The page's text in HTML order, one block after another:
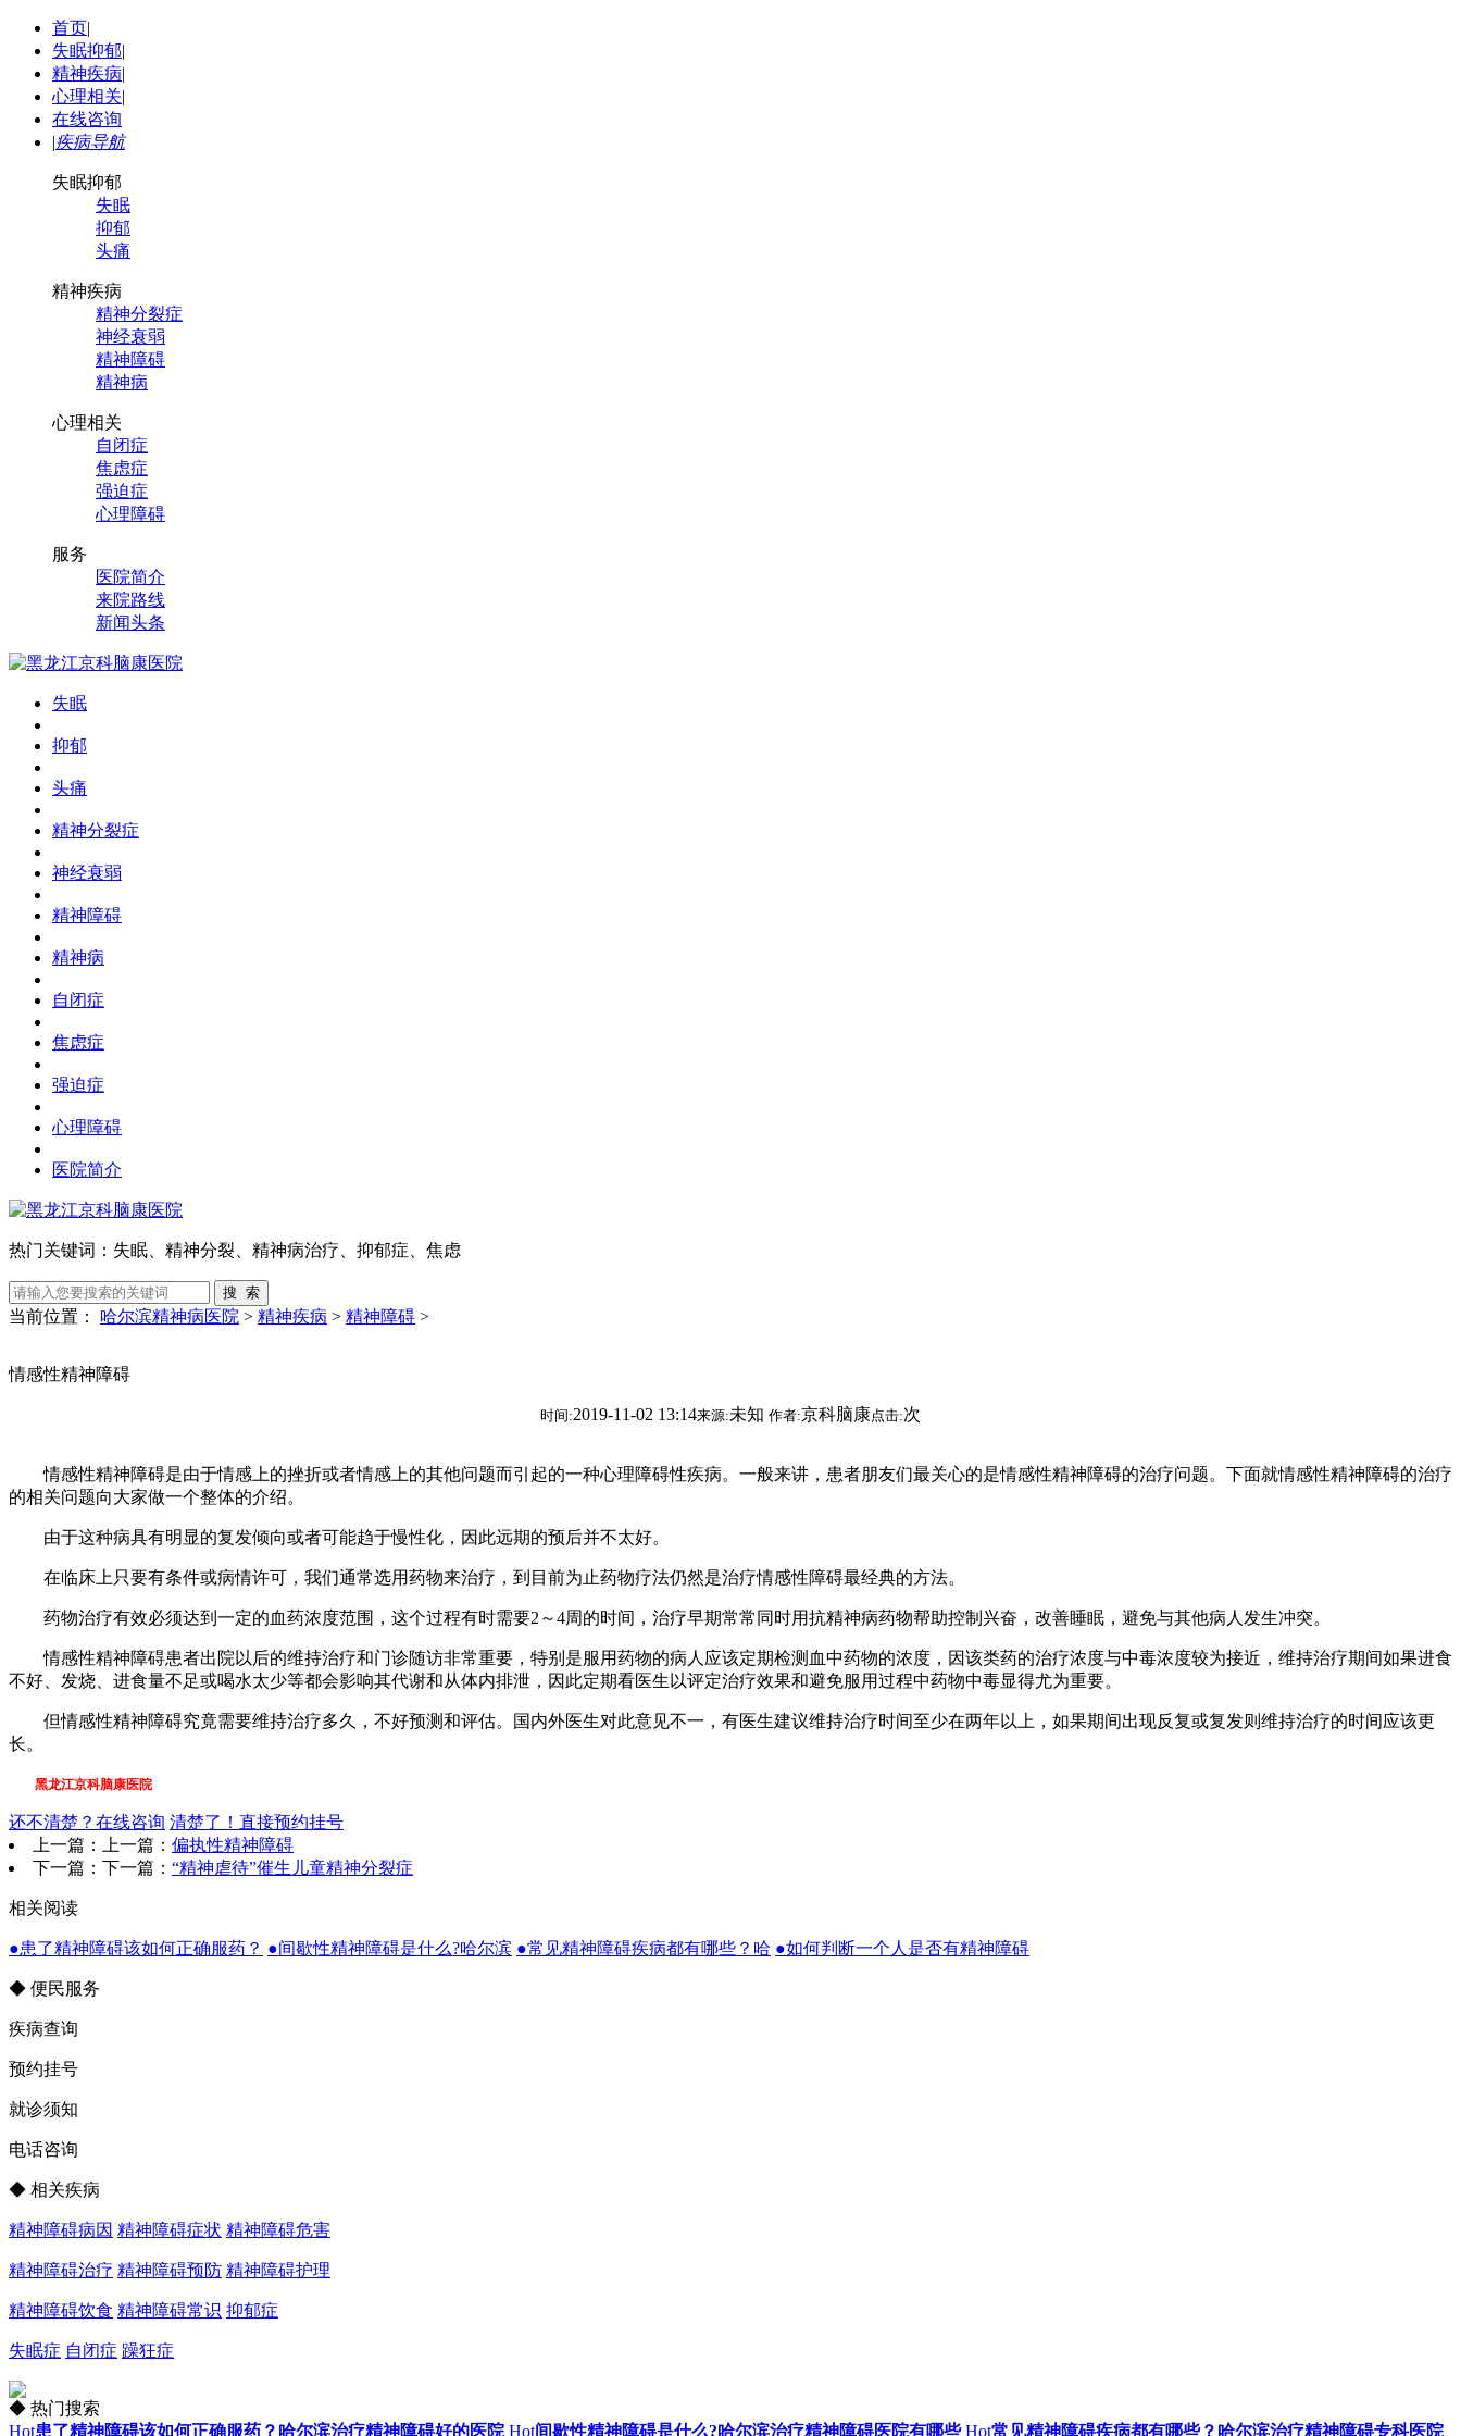
首页|
失眠抑郁|
精神疾病|
心理相关|
在线咨询
|疾病导航
失眠抑郁
失眠
抑郁
头痛
精神疾病
精神分裂症
神经衰弱
精神障碍
精神病
心理相关
自闭症
焦虑症
强迫症
心理障碍
服务
医院简介
来院路线
新闻头条
失眠
抑郁
头痛
精神分裂症
神经衰弱
精神障碍
精神病
自闭症
焦虑症
强迫症
心理障碍
医院简介
热门关键词： 失眠、精神分裂、精神病治疗、抑郁症、焦虑
当前位置： 哈尔滨精神病医院 > 精神疾病 > 精神障碍 >
情感性精神障碍
时间:2019-11-02 13:14来源:未知 作者:京科脑康点击:次
情感性精神障碍是由于情感上的挫折或者情感上的其他问题而引起的一种心理障碍性疾病。一般来讲，患者朋友们最关心的是情感性精神障碍的治疗问题。下面就情感性精神障碍的治疗
的相关问题向大家做一个整体的介绍。
由于这种病具有明显的复发倾向或者可能趋于慢性化，因此远期的预后并不太好。
在临床上只要有条件或病情许可，我们通常选用药物来治疗，到目前为止药物疗法仍然是治疗情感性障碍最经典的方法。
药物治疗有效必须达到一定的血药浓度范围，这个过程有时需要2～4周的时间，治疗早期常常同时用抗精神病药物帮助控制兴奋，改善睡眠，避免与其他病人发生冲突。
情感性精神障碍患者出院以后的维持治疗和门诊随访非常重要，特别是服用药物的病人应该定期检测血中药物的浓度，因该类药的治疗浓度与中毒浓度较为接近，维持治疗期间如果进食
不好、发烧、进食量不足或喝水太少等都会影响其代谢和从体内排泄，因此定期看医生以评定治疗效果和避免服用过程中药物中毒显得尤为重要。
但情感性精神障碍究竟需要维持治疗多久，不好预测和评估。国内外医生对此意见不一，有医生建议维持治疗时间至少在两年以上，如果期间出现反复或复发则维持治疗的时间应该更
长。
黑龙江京科脑康医院
还不清楚？在线咨询 清楚了！直接预约挂号
上一篇：上一篇： 偏执性精神障碍
下一篇：下一篇： “精神虐待”催生儿童精神分裂症
相关阅读
●患了精神障碍该如何正确服药？ ●间歇性精神障碍是什么?哈尔滨 ●常见精神障碍疾病都有哪些？哈 ●如何判断一个人是否有精神障碍
◆ 便民服务
疾病查询
预约挂号
就诊须知
电话咨询
◆ 相关疾病
精神障碍病因 精神障碍症状 精神障碍危害
精神障碍治疗 精神障碍预防 精神障碍护理
精神障碍饮食 精神障碍常识 抑郁症
失眠症 自闭症 躁狂症
◆ 热门搜索
Hot患了精神障碍该如何正确服药？哈尔滨治疗精神障碍好的医院 Hot间歇性精神障碍是什么?哈尔滨治疗精神障碍医院有哪些 Hot常见精神障碍疾病都有哪些？哈尔滨治疗精神障碍专科医院